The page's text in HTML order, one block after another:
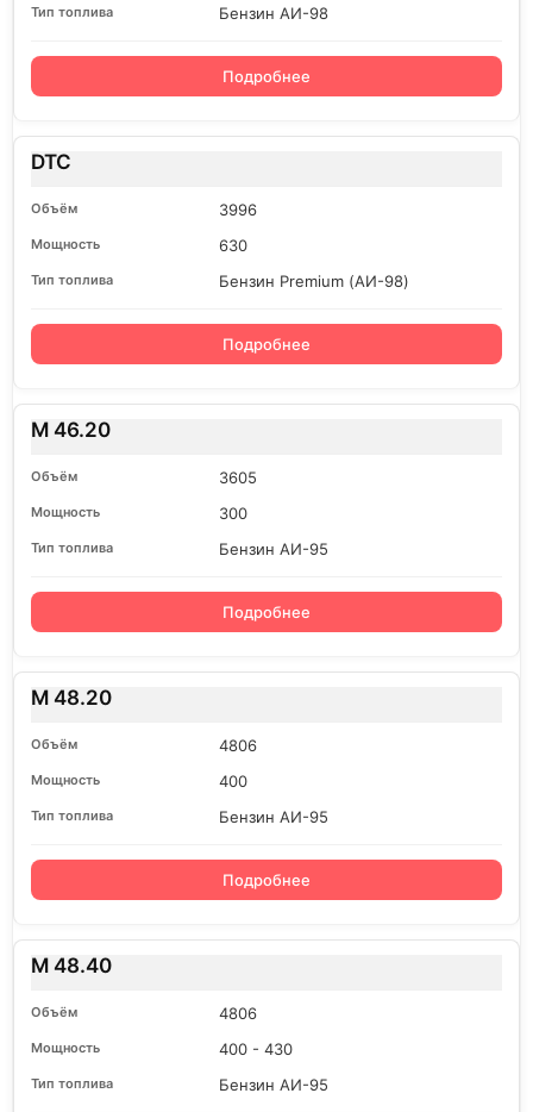
Бензин АИ-98
Подробнее
DTC
3996
630
Бензин Premium (АИ-98)
Подробнее
M 46.20
3605
300
Бензин АИ-95
Подробнее
M 48.20
4806
400
Бензин АИ-95
Подробнее
M 48.40
4806
400 - 430
Бензин АИ-95